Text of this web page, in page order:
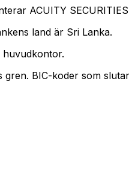
ACUITY
land är Sri Lanka.
huvudkontor.
BIC-koder som